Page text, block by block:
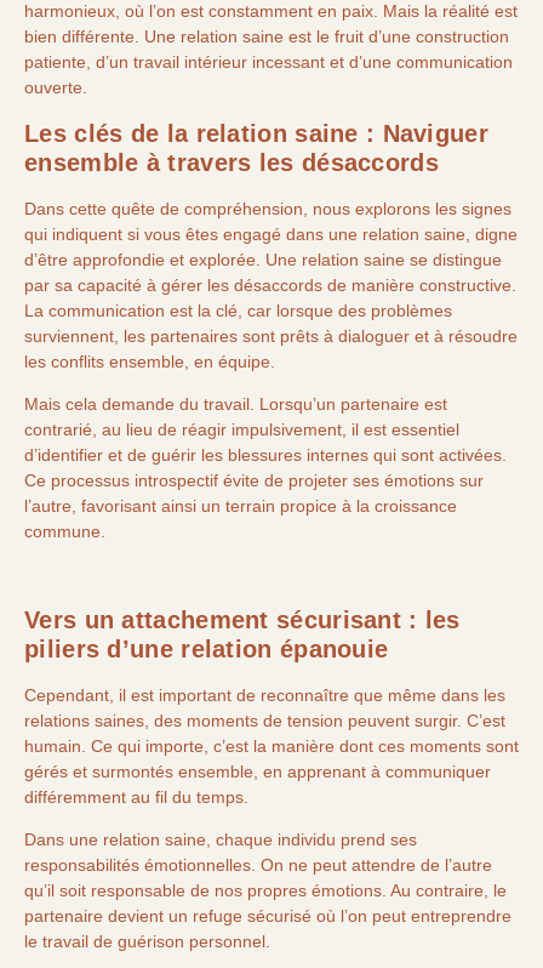
harmonieux, où l’on est constamment en paix. Mais la réalité est
bien différente. Une relation saine est le fruit d’une construction
patiente, d’un travail intérieur incessant et d’une communication
ouverte.
Les clés de la relation saine : Naviguer
ensemble à travers les désaccords
Dans cette quête de compréhension, nous explorons les signes
qui indiquent si vous êtes engagé dans une relation saine, digne
d’être approfondie et explorée. Une relation saine se distingue
par sa capacité à gérer les désaccords de manière constructive.
La communication est la clé, car lorsque des problèmes
surviennent, les partenaires sont prêts à dialoguer et à résoudre
les conflits ensemble, en équipe.
Mais cela demande du travail. Lorsqu’un partenaire est
contrarié, au lieu de réagir impulsivement, il est essentiel
d’identifier et de guérir les blessures internes qui sont activées.
Ce processus introspectif évite de projeter ses émotions sur
l’autre, favorisant ainsi un terrain propice à la croissance
commune.
Vers un attachement sécurisant : les
piliers d’une relation épanouie
Cependant, il est important de reconnaître que même dans les
relations saines, des moments de tension peuvent surgir. C’est
humain. Ce qui importe, c’est la manière dont ces moments sont
gérés et surmontés ensemble, en apprenant à communiquer
différemment au fil du temps.
Dans une relation saine, chaque individu prend ses
responsabilités émotionnelles. On ne peut attendre de l’autre
qu’il soit responsable de nos propres émotions. Au contraire, le
partenaire devient un refuge sécurisé où l’on peut entreprendre
le travail de guérison personnel.